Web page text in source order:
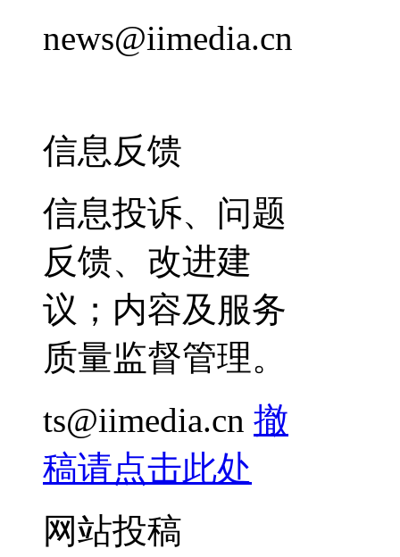
news@iimedia.cn
信息反馈
信息投诉、问题
反馈、改进建
议；内容及服务
质量监督管理。
ts@iimedia.cn 撤
稿请点击此处
网站投稿